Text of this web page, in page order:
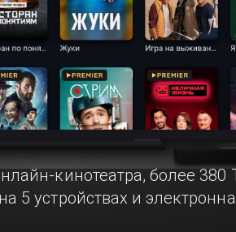
кинотеатра, более
5 устройствах и